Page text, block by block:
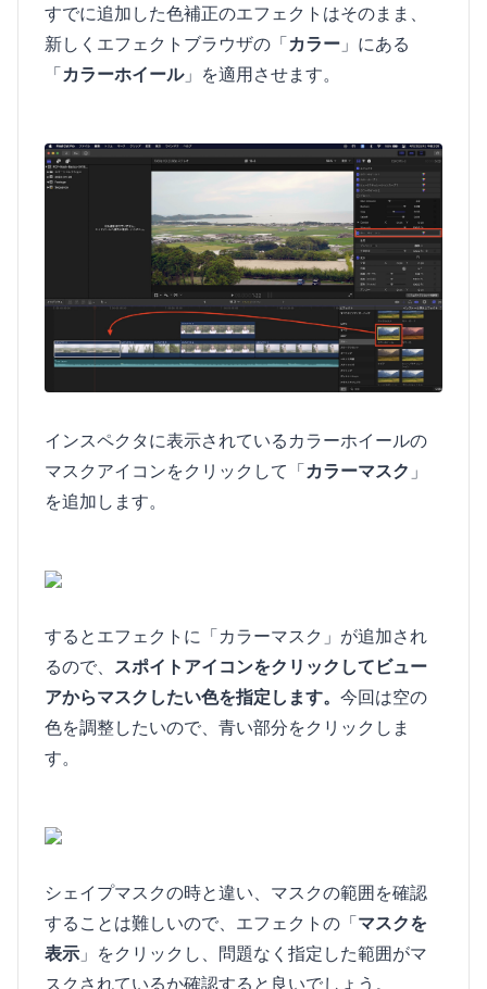
すでに追加した色補正のエフェクトはそのまま、
新しくエフェクトブラウザの「カラー 」にある
「カラーホイール」を適用させます。
インスペクタに表示されているカラーホイールの
マスクアイコンをクリックして「カラーマスク 」
を追加します。
するとエフェクトに「カラーマスク」が追加され
るので、 スポイトアイコンをクリックしてビュー
アからマスクしたい色を指定します。 今回は空の
色を調整したいので、青い部分をクリックしま
す。
シェイプマスクの時と違い、マスクの範囲を確認
することは難しいので、エフェクトの「マスクを
表示 」をクリックし、問題なく指定した範囲がマ
スクされているか確認すると良いでしょう。